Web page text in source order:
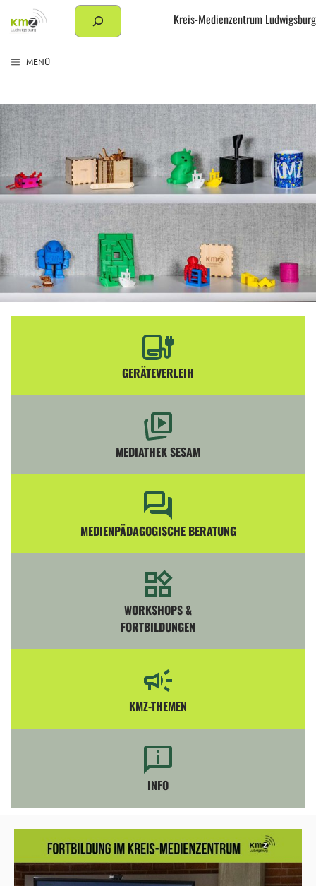
Inhalt
Suchen Kreis-Medienzentrum Ludwigsburg
MENÜ
GERÄTEVERLEIH
MEDIATHEK SESAM
MEDIENPÄDAGOGISCHE BERATUNG
WORKSHOPS &
FORTBILDUNGEN
KMZ-THEMEN
INFO